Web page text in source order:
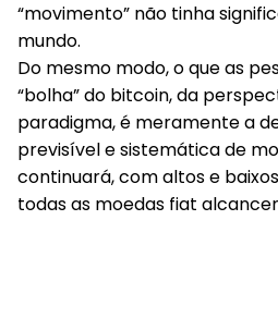
“movimento” não tinha
mundo.
Do mesmo modo, o que as
“bolha” do bitcoin, da
paradigma, é meramente a
previsível e sistemática de
continuará, com altos e
todas as moedas fiat